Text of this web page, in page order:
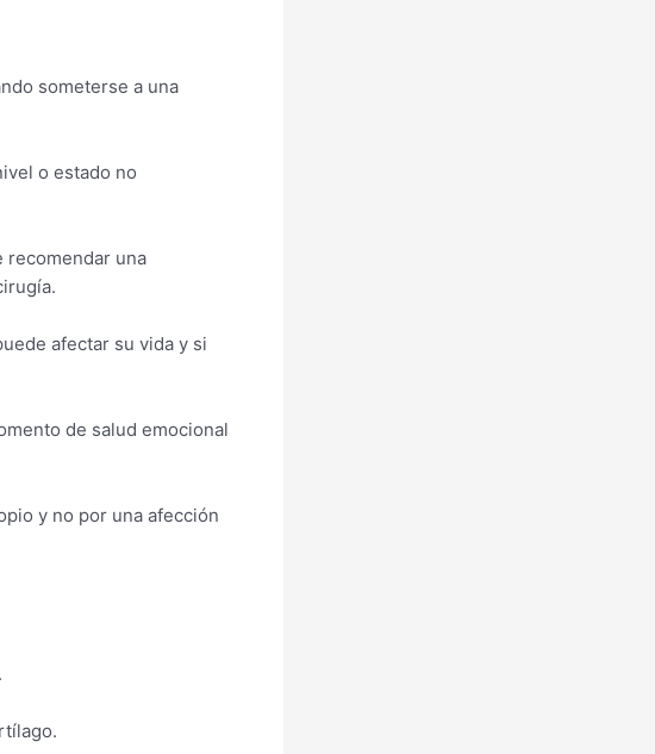
someterse a una
o estado no
recomendar una
afectar su vida y si
de salud emocional
y no por una afección